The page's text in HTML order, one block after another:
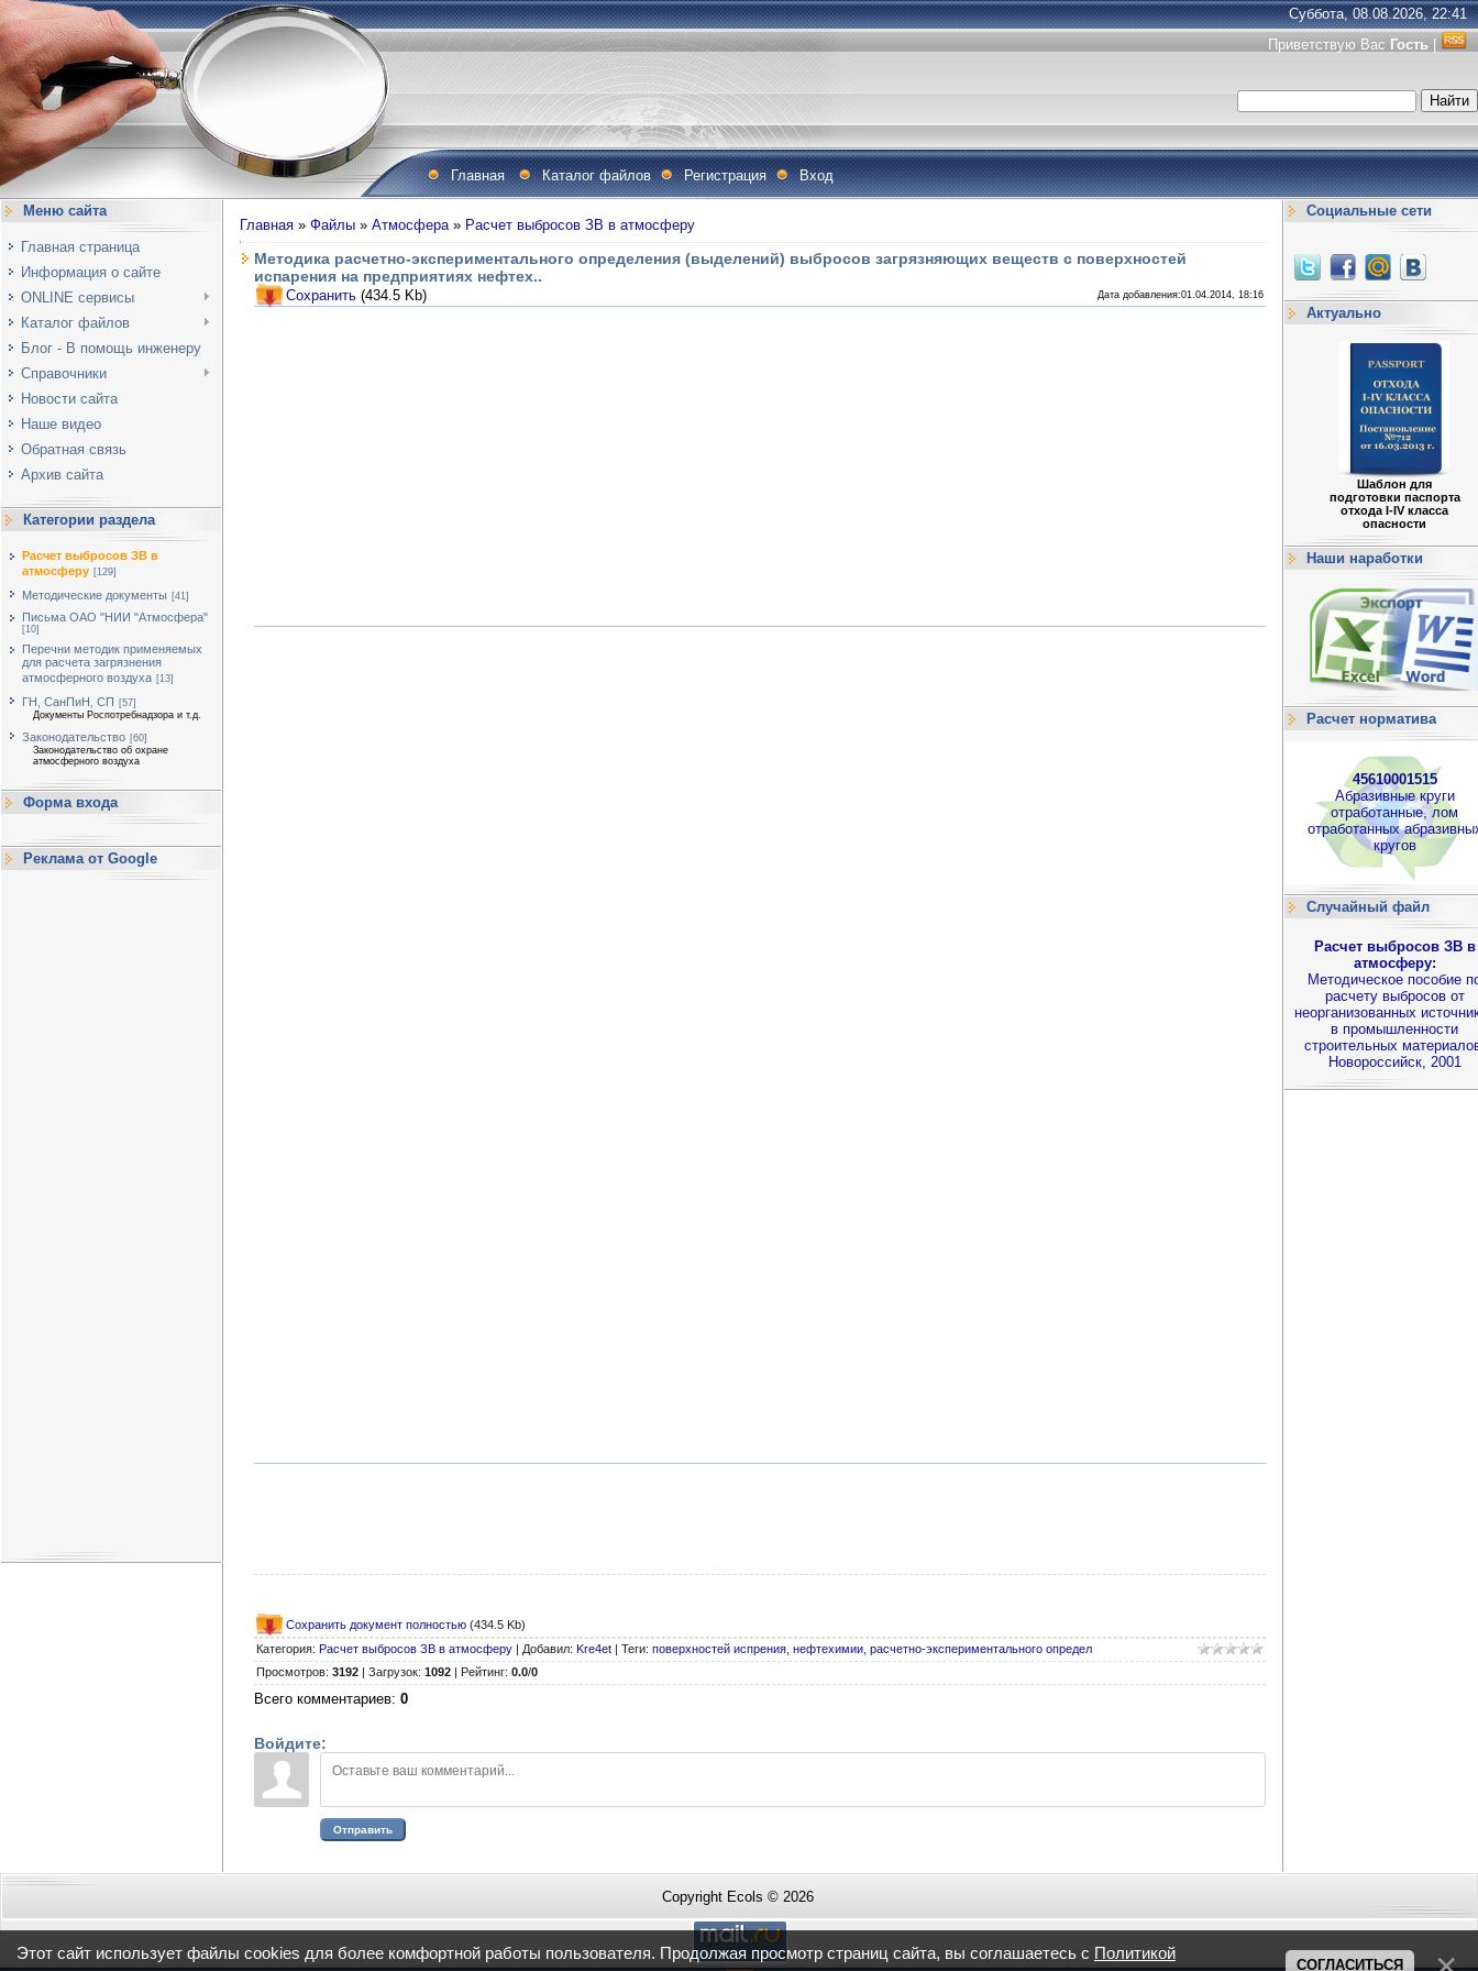
Суббота, 08.08.2026, 22:41
Приветствую Вас Гость
Главная Каталог файлов Регистрация Вход
Меню сайта
Главная страница
Информация о сайте
ONLINE сервисы
Каталог файлов
Блог - В помощь инженеру
Справочники
Новости сайта
Наше видео
Обратная связь
Архив сайта
Категории раздела
Расчет выбросов ЗВ в
атмосферу [129]
Методические документы [41]
Письма ОАО "НИИ "Атмосфера"
[10]
Перечни методик применяемых
для расчета загрязнения
атмосферного воздуха [13]
ГН, СанПиН, СП [57]
Документы Роспотребнадзора и т.д.
Законодательство [60]
Законодательство об охране
атмосферного воздуха
Форма входа
Реклама от Google
Главная » Файлы » Атмосфера» Расчет выбросов ЗВ в атмосферу
Методика расчетно-экспериментального определения (выделений) выбросов загрязняющих веществ с поверхностей
испарения на предприятиях нефтех..
Сохранить (434.5 Kb) Дата добавления:01.04.2014, 18:16
Сохранить документ полностью (434.5 Kb)
Категория: Расчет выбросов ЗВ в атмосферу Добавил: Kre4et Теги: поверхностей испрения нефтехимии расчетно-экспериментального определ
Просмотров: 3192 Загрузок: 1092 Рейтинг: 0.0/0
Всего комментариев: 0
Войдите:
Отправить
Социальные сети
Актуально
Шаблон для
подготовки паспорта
отхода I-IV класса
опасности
Наши наработки
Расчет норматива
45610001515
Абразивные круги
отработанные, лом
отработанных
кругов
Случайный файл
Расчет выбросов ЗВ в
атмосферу:
Методическое пособие
расчету выбросов от
неорганизованных
в промышленности
строительных
Новороссийск, 2001
Copyright Ecols © 2026
Этот сайт использует файлы cookies для более комфортной работы пользователя. Продолжая просмотр страниц сайта, вы соглашаетесь с Политикой
СОГЛАСИТЬСЯ